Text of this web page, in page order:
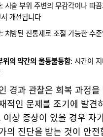
: 시술 부위 주변의 무감각이나 따
개선됩니다
: 처방된 진통제로 조절 가능한 수
의 약간의 울퉁불퉁함: 시간이
경과 관찰은 회복 과정을
적인 문제를 조기에 발견
상 증상이 있을 경우 자
의 진단을 받는 것이 안전